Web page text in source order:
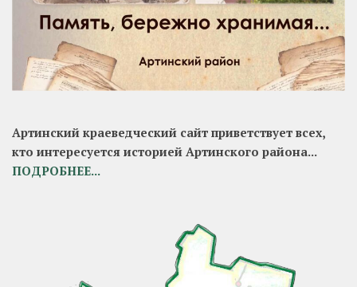
Артинский краеведческий сайт приветствует всех,
кто интересуется историей Артинского района...
ПОДРОБНЕЕ...